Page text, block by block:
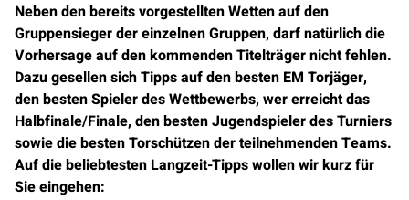
Neben den bereits vorgestellten Wetten auf den
Gruppensieger der einzelnen Gruppen, darf natürlich die
Vorhersage auf den kommenden Titelträger nicht fehlen.
Dazu gesellen sich Tipps auf den besten EM Torjäger,
den besten Spieler des Wettbewerbs, wer erreicht das
Halbfinale/Finale, den besten Jugendspieler des Turniers
sowie die besten Torschützen der teilnehmenden Teams.
Auf die beliebtesten Langzeit-Tipps wollen wir kurz für
Sie eingehen: